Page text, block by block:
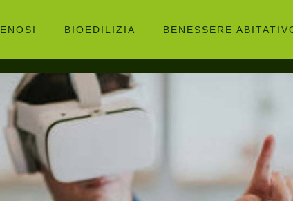
ENOSI BIOEDILIZIA BENESSERE